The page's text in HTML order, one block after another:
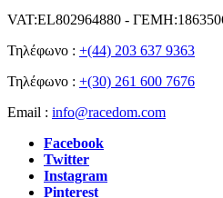
VAT:EL802964880 -
Τηλέφωνο : +(44) 203 637 9363
Τηλέφωνο : +(30) 261 600 7676
Email : info@racedom.com
Facebook
Twitter
Instagram
Pinterest